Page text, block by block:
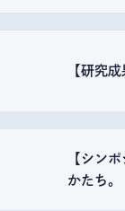
【研究
【シン
かたち。